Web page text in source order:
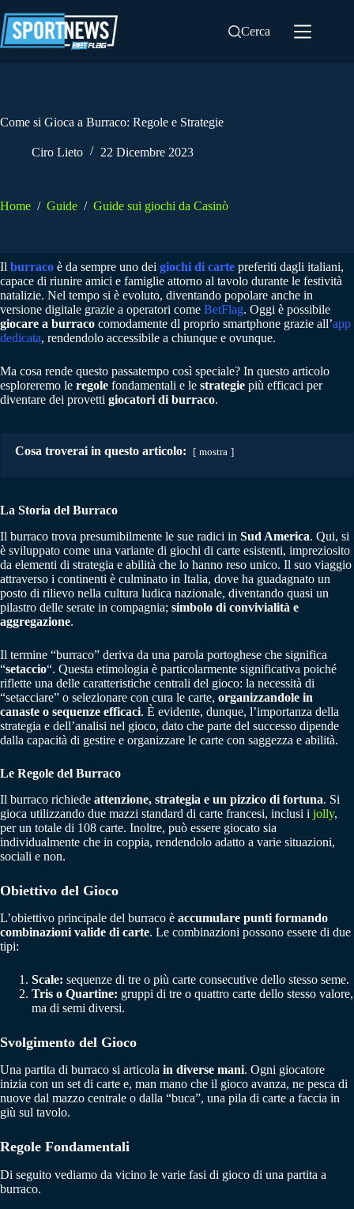
al
contenuto
Cerca
Come si Gioca a Burraco: Regole e Strategie
Ciro Lieto 22 Dicembre 2023
Home / Guide / Guide sui giochi da Casinò
Il burraco è da sempre uno dei giochi di carte preferiti dagli italiani,
capace di riunire amici e famiglie attorno al tavolo durante le festività
natalizie. Nel tempo si è evoluto, diventando popolare anche in
versione digitale grazie a operatori come BetFlag. Oggi è possibile
giocare a burraco comodamente dl proprio smartphone grazie all’app
dedicata, rendendolo accessibile a chiunque e ovunque.
Ma cosa rende questo passatempo così speciale? In questo articolo
esploreremo le regole fondamentali e le strategie più efficaci per
diventare dei provetti giocatori di burraco.
Cosa troverai in questo articolo: mostra
La Storia del Burraco
Il burraco trova presumibilmente le sue radici in Sud America. Qui, si
è sviluppato come una variante di giochi di carte esistenti, impreziosito
da elementi di strategia e abilità che lo hanno reso unico. Il suo viaggio
attraverso i continenti è culminato in Italia, dove ha guadagnato un
posto di rilievo nella cultura ludica nazionale, diventando quasi un
pilastro delle serate in compagnia; simbolo di convivialità e
aggregazione.
Il termine “burraco” deriva da una parola portoghese che significa
“setaccio“. Questa etimologia è particolarmente significativa poiché
riflette una delle caratteristiche centrali del gioco: la necessità di
“setacciare” o selezionare con cura le carte, organizzandole in
canaste o sequenze efficaci. È evidente, dunque, l’importanza della
strategia e dell’analisi nel gioco, dato che parte del successo dipende
dalla capacità di gestire e organizzare le carte con saggezza e abilità.
Le Regole del Burraco
Il burraco richiede attenzione, strategia e un pizzico di fortuna. Si
gioca utilizzando due mazzi standard di carte francesi, inclusi i jolly,
per un totale di 108 carte. Inoltre, può essere giocato sia
individualmente che in coppia, rendendolo adatto a varie situazioni,
sociali e non.
Obiettivo del Gioco
L’obiettivo principale del burraco è accumulare punti formando
combinazioni valide di carte. Le combinazioni possono essere di due
tipi:
Scale: sequenze di tre o più carte consecutive dello stesso seme.
Tris o Quartine: gruppi di tre o quattro carte dello stesso valore,
ma di semi diversi.
Svolgimento del Gioco
Una partita di burraco si articola in diverse mani. Ogni giocatore
inizia con un set di carte e, man mano che il gioco avanza, ne pesca di
nuove dal mazzo centrale o dalla “buca”, una pila di carte a faccia in
giù sul tavolo.
Regole Fondamentali
Di seguito vediamo da vicino le varie fasi di gioco di una partita a
burraco.